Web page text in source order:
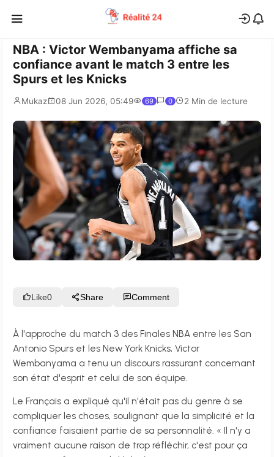
NBA : Victor Wembanyama affiche sa
confiance avant le match 3 entre les
Spurs et les Knicks
Mukaz 08 Jun 2026, 05:49 69 0 2 Min de lecture
Like0 Share Comment
À l'approche du match 3 des Finales NBA entre les San
Antonio Spurs et les New York Knicks, Victor
Wembanyama a tenu un discours rassurant concernant
son état d'esprit et celui de son équipe.
Le Français a expliqué qu'il n'était pas du genre à se
compliquer les choses, soulignant que la simplicité et la
confiance faisaient partie de sa personnalité. « Il n'y a
vraiment aucune raison de trop réfléchir, c'est pour ça